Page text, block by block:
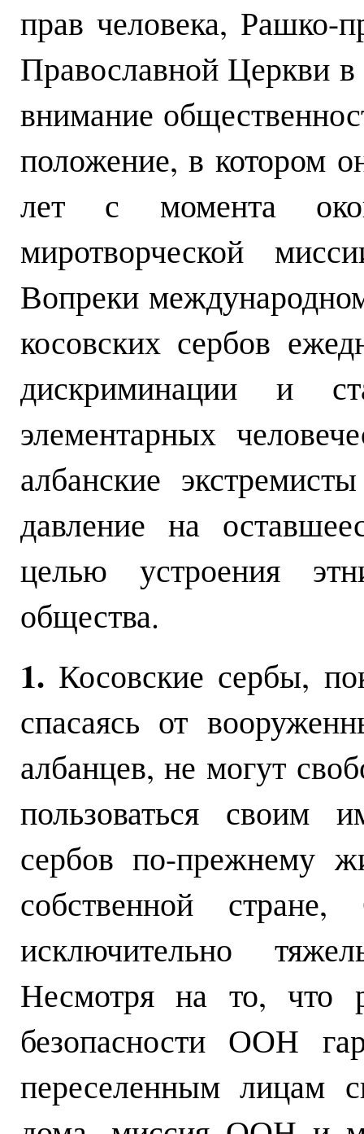
прав человека, Рашко-
Православной Церкви в
внимание
положение, в котором
лет с момента
миротворческой
Вопреки
косовских сербов
дискриминации и
элементарных
албанские
давление на
целью устроения
общества.
1. Косовские сербы,
спасаясь от
албанцев, не могут
пользоваться своим
сербов по-прежнему
собственной
исключительно
Несмотря на то,
безопасности ООН
переселенным лицам